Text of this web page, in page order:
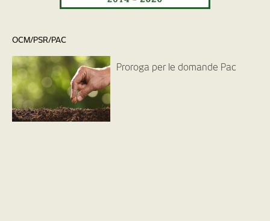
OCM/PSR/PAC
Proroga per le domande Pac